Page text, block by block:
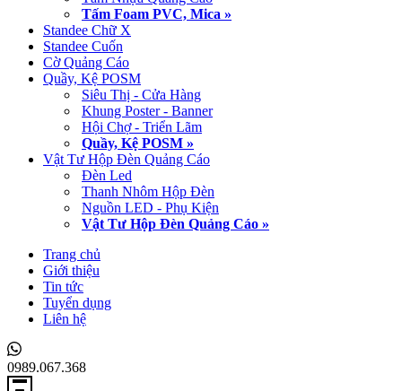
Tấm Foam PVC, Mica »
Standee Chữ X
Standee Cuốn
Cờ Quảng Cáo
Quầy, Kệ POSM
Siêu Thị - Cửa Hàng
Khung Poster - Banner
Hội Chợ - Triển Lãm
Quầy, Kệ POSM »
Vật Tư Hộp Đèn Quảng Cáo
Đèn Led
Thanh Nhôm Hộp Đèn
Nguồn LED - Phụ Kiện
Vật Tư Hộp Đèn Quảng Cáo »
Trang chủ
Giới thiệu
Tin tức
Tuyển dụng
Liên hệ
0989.067.368